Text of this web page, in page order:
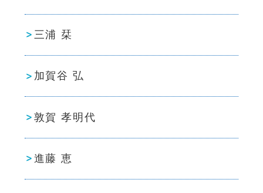
三浦 栞
加賀谷 弘
敦賀 孝明代
進藤 恵